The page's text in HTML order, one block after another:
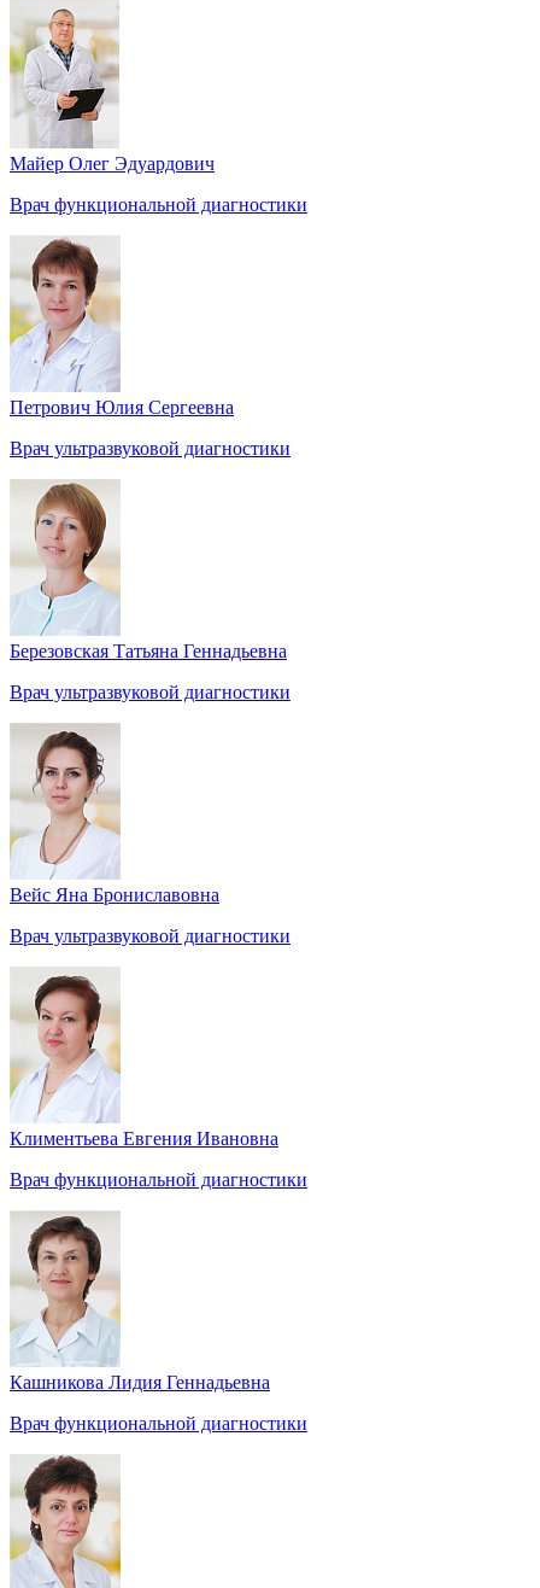
Майер Олег Эдуардович
Врач функциональной диагностики
Петрович Юлия Сергеевна
Врач ультразвуковой диагностики
Березовская Татьяна Геннадьевна
Врач ультразвуковой диагностики
Вейс Яна Брониславовна
Врач ультразвуковой диагностики
Климентьева Евгения Ивановна
Врач функциональной диагностики
Кашникова Лидия Геннадьевна
Врач функциональной диагностики